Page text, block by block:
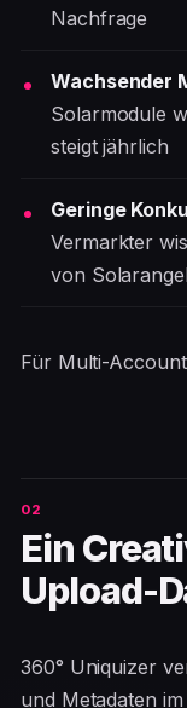
Nachfrage
Wachsender
Solarmodule
steigt jährlich
Geringe
Vermarkter
von
Für Multi-
Ein
Upload-
360° Uniquizer
und Metadaten